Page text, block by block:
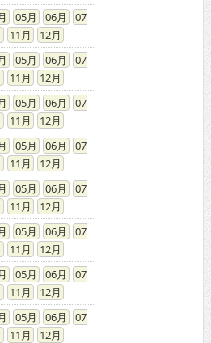
05 06
07
11
12
05 06
07
11
12
05 06
07
11
12
05 06
07
11
12
05 06
07
11
12
05 06
07
11
12
05 06
07
11
12
05 06
07
11
12